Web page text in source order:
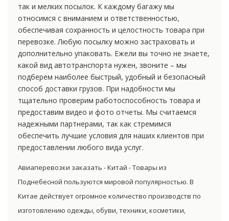
так и мелких посылок. К каждому багажу мы
относимся с вниманием и ответственностью,
обеспечивая сохранность и целостность товара при
перевозке. Любую посылку можно застраховать и
дополнительно упаковать. Ежели вы точно не знаете,
какой вид автотранспорта нужен, звоните – мы
подберем наиболее быстрый, удобный и безопасный
способ доставки грузов. При надобности мы
тщательно проверим работоспособность товара и
предоставим видео и фото отчеты. Мы считаемся
надежными партнерами, так как стремимся
обеспечить лучшие условия для наших клиентов при
предоставлении любого вида услуг.
Авиаперевозки заказать - Китай - Товары из
Поднебесной пользуются мировой популярностью. В
Китае действует огромное количество производств по
изготовлению одежды, обуви, техники, косметики,